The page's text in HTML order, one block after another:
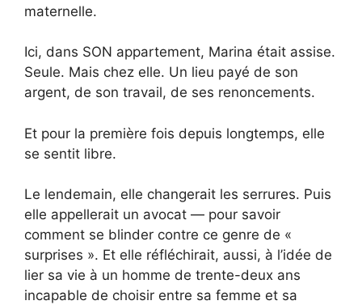
maternelle.
Ici, dans SON appartement, Marina était assise.
Seule. Mais chez elle. Un lieu payé de son
argent, de son travail, de ses renoncements.
Et pour la première fois depuis longtemps, elle
se sentit libre.
Le lendemain, elle changerait les serrures. Puis
elle appellerait un avocat — pour savoir
comment se blinder contre ce genre de «
surprises ». Et elle réfléchirait, aussi, à l’idée de
lier sa vie à un homme de trente-deux ans
incapable de choisir entre sa femme et sa